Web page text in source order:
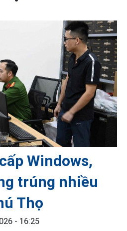
Windows,
trúng nhiều
Thọ
- 16:25